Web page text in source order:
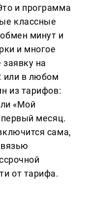
и программа
классные
минут и
и многое
заявку на
или в любом
из тарифов:
«Мой
первый месяц.
сама,
от тарифа.